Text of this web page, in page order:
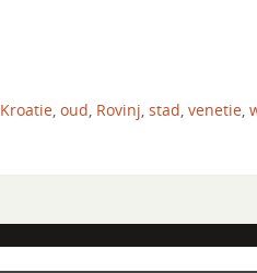
Kroatie, oud, Rovinj, stad, venetie,